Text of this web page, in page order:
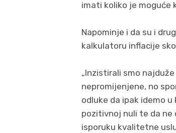
imati koliko je moguće
Napominje i da su i
kalkulatoru inflacije
„Inzistirali smo
nepromijenjene, no
odluke da ipak idemo
pozitivnoj nuli te da ne
isporuku kvalitetne